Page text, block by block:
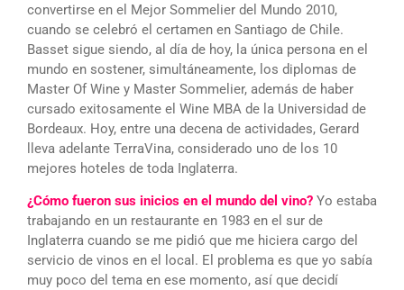
convertirse en el Mejor Sommelier del Mundo 2010,
cuando se celebró el certamen en Santiago de Chile.
Basset sigue siendo, al día de hoy, la única persona en el
mundo en sostener, simultáneamente, los diplomas de
Master Of Wine y Master Sommelier, además de haber
cursado exitosamente el Wine MBA de la Universidad de
Bordeaux. Hoy, entre una decena de actividades, Gerard
lleva adelante TerraVina, considerado uno de los 10
mejores hoteles de toda Inglaterra.
¿Cómo fueron sus inicios en el mundo del vino? Yo estaba
trabajando en un restaurante en 1983 en el sur de
Inglaterra cuando se me pidió que me hiciera cargo del
servicio de vinos en el local. El problema es que yo sabía
muy poco del tema en ese momento, así que decidí